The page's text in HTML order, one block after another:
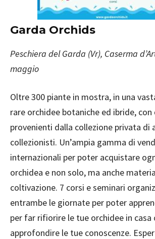
Garda Orchids
Peschiera del Garda (Vr), Caserma
maggio
Oltre 300 piante in mostra, in una
rare orchidee botaniche ed ibride, con
provenienti dalla collezione privata di
collezionisti. Un’ampia gamma di
internazionali per poter acquistare
orchidea e non solo, ma anche
coltivazione. 7 corsi e seminari
entrambe le giornate per poter
per far rifiorire le tue orchidee in casa
approfondire le tue conoscenze.